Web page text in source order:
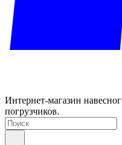
Интернет-магазин
погрузчиков.